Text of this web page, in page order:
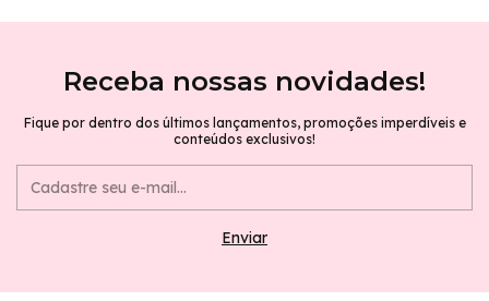
Receba nossas novidades!
Fique por dentro dos últimos lançamentos, promoções imperdíveis e
conteúdos exclusivos!